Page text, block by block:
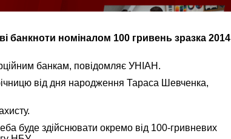
банкноти номіналом 100 гривень зразка 2014
банкам, повідомляє УНІАН.
від дня народження Тараса Шевченка,
буде здійснювати окремо від 100-гривневих